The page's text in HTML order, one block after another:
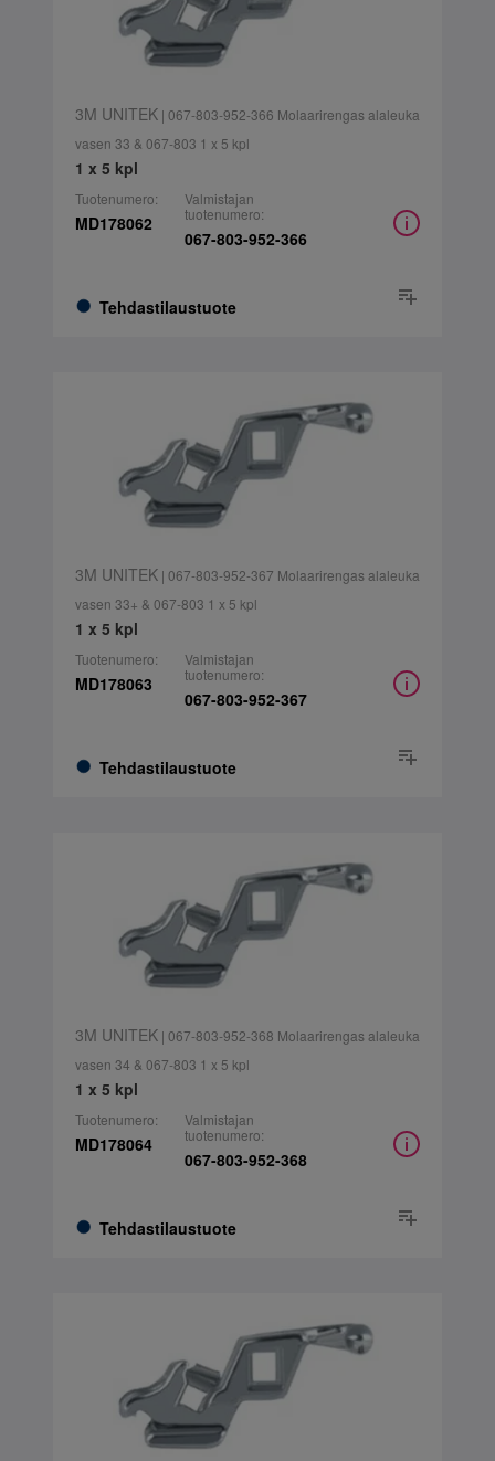
3M UNITEK| 067-803-952-366 Molaarirengas alaleuka
vasen 33 & 067-803 1 x 5 kpl
1 x 5 kpl
Tuotenumero:
MD178062
Tehdastilaustuote
Valmistajan
tuotenumero:
067-803-952-366
3M UNITEK| 067-803-952-367 Molaarirengas alaleuka
vasen 33+ & 067-803 1 x 5 kpl
1 x 5 kpl
Tuotenumero:
MD178063
Tehdastilaustuote
Valmistajan
tuotenumero:
067-803-952-367
3M UNITEK| 067-803-952-368 Molaarirengas alaleuka
vasen 34 & 067-803 1 x 5 kpl
1 x 5 kpl
Tuotenumero:
MD178064
Tehdastilaustuote
Valmistajan
tuotenumero:
067-803-952-368